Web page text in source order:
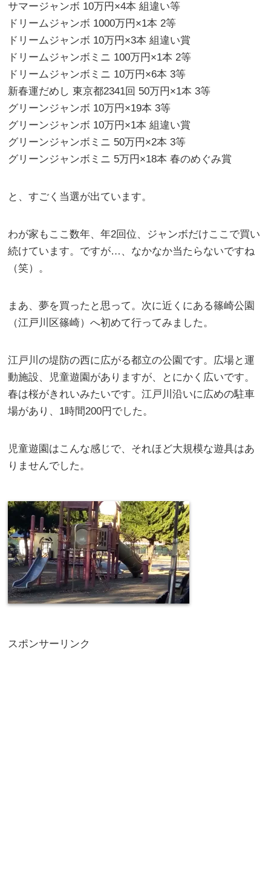
サマージャンボ 10万円×4本 組違い等
ドリームジャンボ 1000万円×1本 2等
ドリームジャンボ 10万円×3本 組違い賞
ドリームジャンボミニ 100万円×1本 2等
ドリームジャンボミニ 10万円×6本 3等
新春運だめし 東京都2341回 50万円×1本 3等
グリーンジャンボ 10万円×19本 3等
グリーンジャンボ 10万円×1本 組違い賞
グリーンジャンボミニ 50万円×2本 3等
グリーンジャンボミニ 5万円×18本 春のめぐみ賞
と、すごく当選が出ています。
わが家もここ数年、年2回位、ジャンボだけここで買い
続けています。ですが…、なかなか当たらないですね
（笑）。
まあ、夢を買ったと思って。次に近くにある篠崎公園
（江戸川区篠崎）へ初めて行ってみました。
江戸川の堤防の西に広がる都立の公園です。広場と運
動施設、児童遊園がありますが、とにかく広いです。
春は桜がきれいみたいです。江戸川沿いに広めの駐車
場があり、1時間200円でした。
児童遊園はこんな感じで、それほど大規模な遊具はあ
りませんでした。
スポンサーリンク